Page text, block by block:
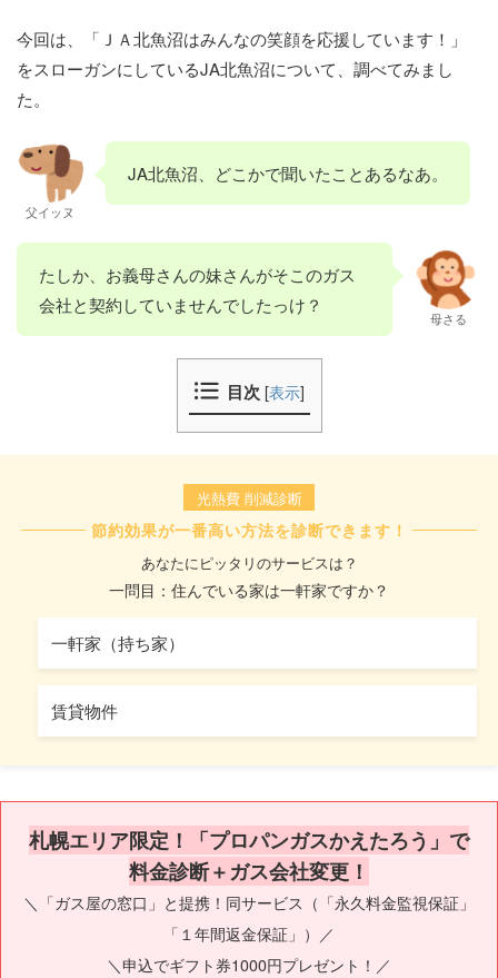
今回は、「ＪＡ北魚沼はみんなの笑顔を応援しています！」
をスローガンにしているJA北魚沼について、調べてみまし
た。
父イッヌ
JA北魚沼、どこかで聞いたことあるなあ。
たしか、お義母さんの妹さんがそこのガス
会社と契約していませんでしたっけ？
母さる
目次 [表示]
光熱費 削減診断
節約効果が一番高い方法を診断できます！
あなたにピッタリのサービスは？
一問目：住んでいる家は一軒家ですか？
一軒家（持ち家）
賃貸物件
札幌エリア限定！「プロパンガスかえたろう」で
料金診断＋ガス会社変更！
＼「ガス屋の窓口」と提携！同サービス（「永久料金監視保証」
「１年間返金保証」）／
＼申込でギフト券1000円プレゼント！／